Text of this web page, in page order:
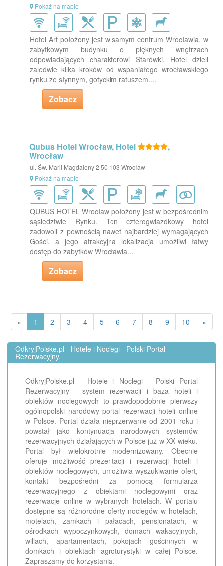
Pokaż na mapie
Hotel Art położony jest w samym centrum Wrocławia, w
zabytkowym budynku o pięknych wnętrzach
odpowiadających charakterowi Starówki. Hotel dzieli
zaledwie kilka kroków od wspaniałego wrocławskiego
rynku ze słynnym, gotyckim ratuszem....
Zobacz
Qubus Hotel Wrocław, Hotel ,
Wrocław
ul. Św. Marii Magdaleny 2 50-103 Wrocław
Pokaż na mapie
QUBUS HOTEL Wrocław położony jest w bezpośrednim
sąsiedztwie Rynku. Ten czterogwiazdkowy hotel
zadowoli z pewnością nawet najbardziej wymagających
Gości, a jego atrakcyjna lokalizacja umożliwi łatwy
dostęp do zabytków Wrocławia...
Zobacz
« 1 2 3 4 5 6 7 8 9 10 »
OdkryjPolske.pl - Hotele i Noclegi - Polski Portal
Rezerwacyjny.
OdkryjPolske.pl - Hotele i Noclegi - Polski Portal
Rezerwacyjny - system rezerwacji i baza hoteli i
obiektów noclegowych to prawdopodobnie pierwszy
ogólnopolski narodowy portal rezerwacji hoteli online
w Polsce. Portal działa nieprzerwanie od 2001 roku i
powstał jako kontynuacja narodowych systemów
rezerwacyjnych działających w Polsce już w XX wieku.
Portal był wielokrotnie modernizowany. Obecnie
oferuje możliwość prezentacji i rezerwacji hoteli i
obiektów noclegowych, umożliwia wyszukiwanie ofert,
kontakt bezpośredni za pomocą formularza
rezerwacyjnego z obiektami noclegowymi oraz
rezerwacje online w wybranych hotelach. W portalu
dostępne są różnorodne oferty noclegów w hotelach,
motelach, zamkach i pałacach, pensjonatach, w
ośrodkach wypoczynkowych, domach wakacyjnych,
willach, apartamentach, pokojach gościnnych w
domkach i obiektach agroturystyki w całej Polsce.
Zapraszamy do korzystania.